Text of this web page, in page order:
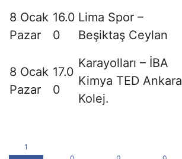
8 Ocak
Pazar
16.0
0
Lima Spor –
Beşiktaş Ceylan
8 Ocak
Pazar
17.0
0
Karayolları – İBA
Kimya TED Ankara
Kolej.